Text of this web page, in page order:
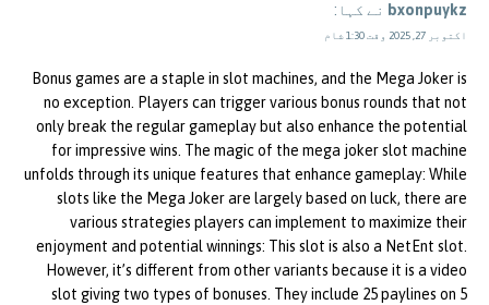
bxonpuykz نے کہا:
اکتوبر 27, 2025 وقت 1:30 شام
Bonus games are a staple in slot machines, and the Mega Joker is
no exception. Players can trigger various bonus rounds that not
only break the regular gameplay but also enhance the potential
for impressive wins. The magic of the mega joker slot machine
unfolds through its unique features that enhance gameplay: While
slots like the Mega Joker are largely based on luck, there are
various strategies players can implement to maximize their
enjoyment and potential winnings: This slot is also a NetEnt slot.
However, it’s different from other variants because it is a video
slot giving two types of bonuses. They include 25 paylines on 5